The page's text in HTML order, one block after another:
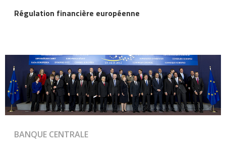
Régulation financière européenne
BANQUE CENTRALE